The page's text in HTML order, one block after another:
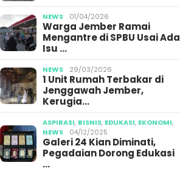
NEWS 01/04/2026
Warga Jember Ramai
Mengantre di SPBU Usai Ada
Isu …
NEWS 29/03/2026
1 Unit Rumah Terbakar di
Jenggawah Jember,
Kerugia…
ASPIRASI, BISNIS, EDUKASI, EKONOMI,
NEWS
04/12/2025
Galeri 24 Kian Diminati,
Pegadaian Dorong Edukasi
…